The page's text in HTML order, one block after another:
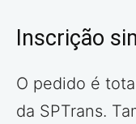
Inscrição
O pedido é
da SPTrans.